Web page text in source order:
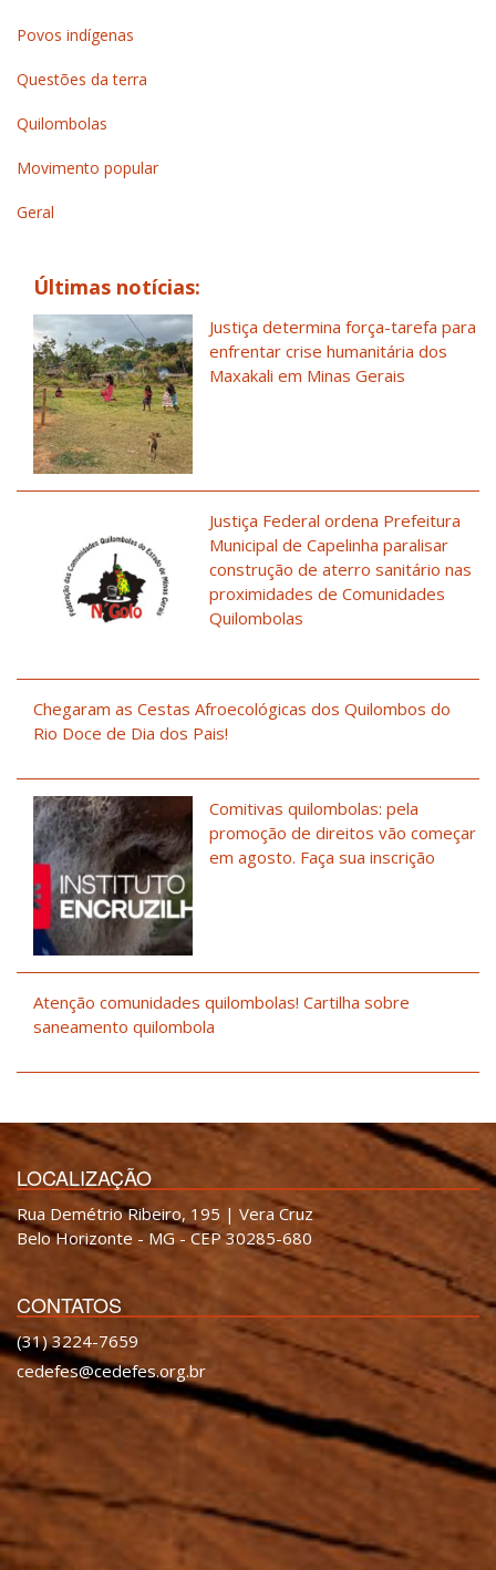
Povos indígenas
Questões da terra
Quilombolas
Movimento popular
Geral
Últimas notícias:
Justiça determina força-tarefa para
enfrentar crise humanitária dos
Maxakali em Minas Gerais
Justiça Federal ordena Prefeitura
Municipal de Capelinha paralisar
construção de aterro sanitário nas
proximidades de Comunidades
Quilombolas
Chegaram as Cestas Afroecológicas dos Quilombos do
Rio Doce de Dia dos Pais!
Comitivas quilombolas: pela
promoção de direitos vão começar
em agosto. Faça sua inscrição
Atenção comunidades quilombolas! Cartilha sobre
saneamento quilombola
LOCALIZAÇÃO
Rua Demétrio Ribeiro, 195 | Vera Cruz
Belo Horizonte - MG - CEP 30285-680
CONTATOS
(31) 3224-7659
cedefes@cedefes.org.br